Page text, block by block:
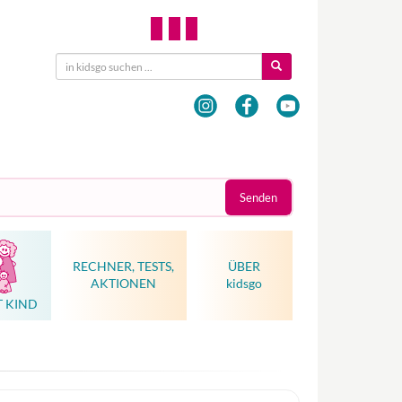
Senden
KIND
RECHNER, TESTS,
AKTIONEN
ÜBER
kidsgo